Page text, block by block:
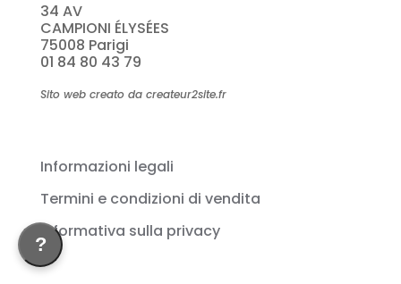
34 AV
CAMPIONI ÉLYSÉES
75008 Parigi
01 84 80 43 79
Sito web creato da createur2site.fr
Informazioni legali
Termini e condizioni di vendita
Informativa sulla privacy
?